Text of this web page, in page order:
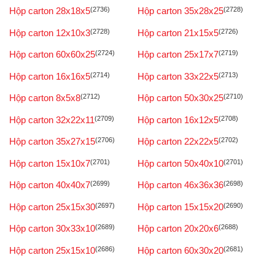
Hộp carton 28x18x5(2736) Hộp carton 35x28x25(2728)
Hộp carton 12x10x3(2728) Hộp carton 21x15x5(2726)
Hộp carton 60x60x25(2724) Hộp carton 25x17x7(2719)
Hộp carton 16x16x5(2714) Hộp carton 33x22x5(2713)
Hộp carton 8x5x8(2712) Hộp carton 50x30x25(2710)
Hộp carton 32x22x11(2709) Hộp carton 16x12x5(2708)
Hộp carton 35x27x15(2706) Hộp carton 22x22x5(2702)
Hộp carton 15x10x7(2701) Hộp carton 50x40x10(2701)
Hộp carton 40x40x7(2699) Hộp carton 46x36x36(2698)
Hộp carton 25x15x30(2697) Hộp carton 15x15x20(2690)
Hộp carton 30x33x10(2689) Hộp carton 20x20x6(2688)
Hộp carton 25x15x10(2686) Hộp carton 60x30x20(2681)